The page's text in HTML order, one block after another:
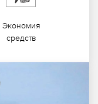
Экономия